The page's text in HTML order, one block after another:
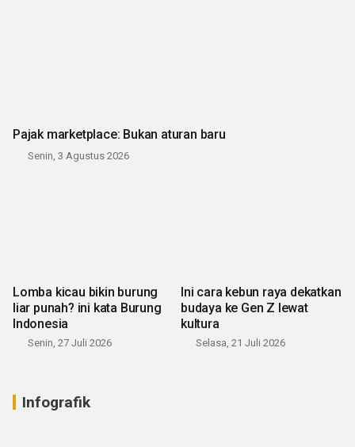
Pajak marketplace: Bukan aturan baru
Senin, 3 Agustus 2026
Lomba kicau bikin burung
liar punah? ini kata Burung
Indonesia
Senin, 27 Juli 2026
Ini cara kebun raya dekatkan
budaya ke Gen Z lewat
kultura
Selasa, 21 Juli 2026
Infografik